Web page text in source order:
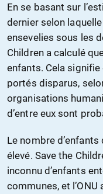
En se basant sur
dernier selon
ensevelies sous les
Children a calculé
enfants. Cela
portés disparus,
organisations
d’entre eux sont
Le nombre
élevé. Save the
inconnu d’enfants
communes, et